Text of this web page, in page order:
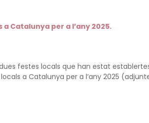
a Catalunya per a l’any 2025.
festes locals que han estat
a Catalunya per a l’any 2025